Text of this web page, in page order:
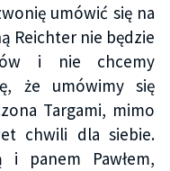
umówić się na
Reichter nie będzie
i nie chcemy
że umówimy się
Targami, mimo
chwili dla siebie.
i panem Pawłem,